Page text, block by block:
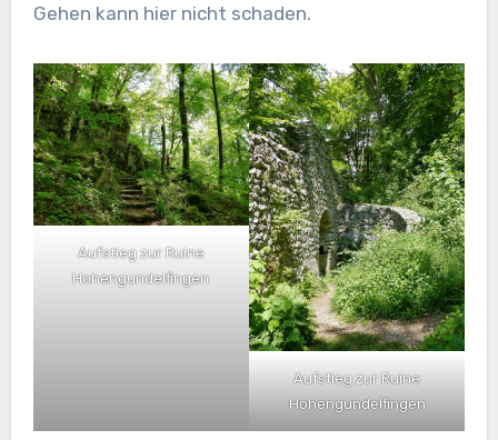
Gehen kann hier nicht schaden.
Aufstieg zur Ruine
Hohengundelfingen
Aufstieg zur Ruine
Hohengundelfingen